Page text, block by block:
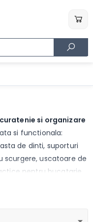
si organizare
si functionala:
de dinti, suporturi
scurgere, uscatoare de
pentru bucatarie,
spatiul